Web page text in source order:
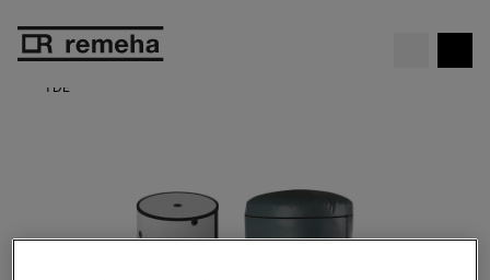
Chaudière gratuite
pas cette offre exceptionnelle !
Voir l’offre
TDE